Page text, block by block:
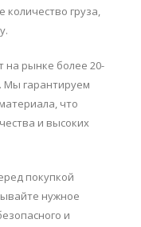
груза,
рынке более 20-
Мы гарантируем
что
и высоких
покупкой
нужное
и